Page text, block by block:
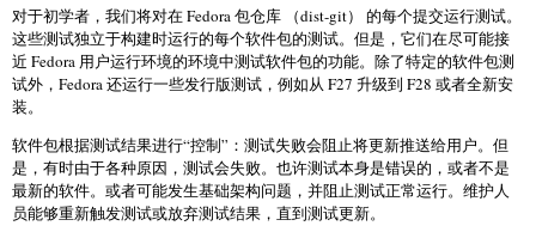
对于初学者，我们将对在 Fedora 包仓库 （dist-git） 的每个提交运行测试。
这些测试独立于构建时运行的每个软件包的测试。但是，它们在尽可能接
近 Fedora 用户运行环境的环境中测试软件包的功能。除了特定的软件包测
试外，Fedora 还运行一些发行版测试，例如从 F27 升级到 F28 或者全新安
装。
软件包根据测试结果进行“控制”：测试失败会阻止将更新推送给用户。但
是，有时由于各种原因，测试会失败。也许测试本身是错误的，或者不是
最新的软件。或者可能发生基础架构问题，并阻止测试正常运行。维护人
员能够重新触发测试或放弃测试结果，直到测试更新。